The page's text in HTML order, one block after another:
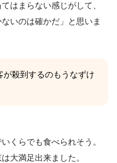
はまらない感じがして、
いのは確かだ」と思いま
が殺到するのもうなずけ
くらでも食べられそう。
大満足出来ました。